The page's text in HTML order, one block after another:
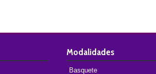
Modalidades
Basquete